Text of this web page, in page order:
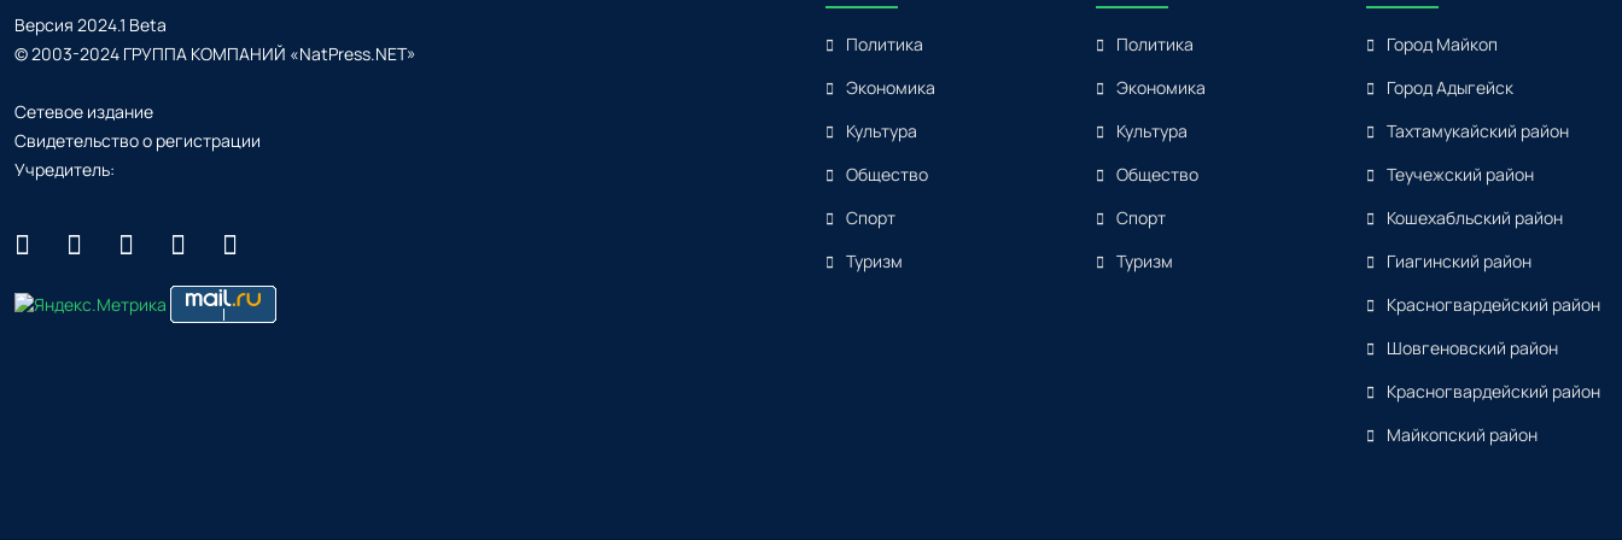
Версия 2024.1 Beta
© 2003-2024 ГРУППА КОМПАНИЙ «NatPress.NET»
Сетевое издание
Свидетельство о регистрации
Учредитель:
Политика
Экономика
Культура
Общество
Спорт
Туризм
Политика
Экономика
Культура
Общество
Спорт
Туризм
Город Майкоп
Город Адыгейск
Тахтамукайский район
Теучежский район
Кошехабльский район
Гиагинский район
Красногвардейский район
Шовгеновский район
Красногвардейский район
Майкопский район